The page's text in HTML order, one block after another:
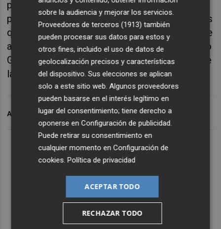
permite a los usuarios dar su consentimiento
para la transferencia de aquellas aplicaciones
que lo requieran. De este modo, el enfoque se
alinea con los requerimientos del Reglamento
General de Protección de Datos 2016/679 de
la Unión Europea.
ARCHIVADO EN EDUCACIÓN CONSELL
sobre la audiencia y mejorar los servicios.
Proveedores de terceros (1913) también
pueden procesar sus datos para estos y
otros fines, incluido el uso de datos de
geolocalización precisos y características
del dispositivo. Sus elecciones se aplican
solo a este sitio web. Algunos proveedores
pueden basarse en el interés legítimo en
lugar del consentimiento; tiene derecho a
oponerse enConfiguración de publicidad.
Puede retirar su consentimiento en
cualquier momento enConfiguración de
cookies.Política de privacidad
ACEPTAR TODO
RECHAZAR TODO